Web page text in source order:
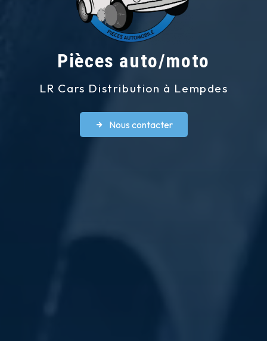
Pièces auto/moto
LR Cars Distribution à Lempdes
Nous contacter